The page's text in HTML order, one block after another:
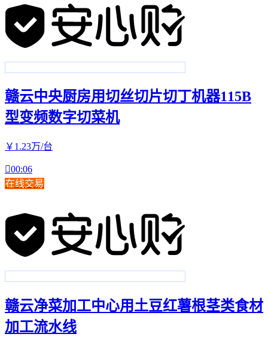
赣云中央厨房用切丝切片切丁机器115B
型变频数字切菜机
￥ 1 .23万/台
00:06
在线交易
赣云净菜加工中心用土豆红薯根茎类食材
加工流水线